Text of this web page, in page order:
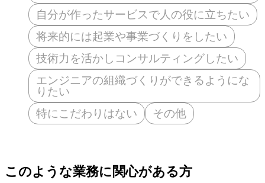
自分が作ったサービスで人の役に立ちたい
将来的には起業や事業づくりをしたい
技術力を活かしコンサルティングしたい
エンジニアの組織づくりができるようにな
りたい
特にこだわりはない
その他
このような業務に関心がある方